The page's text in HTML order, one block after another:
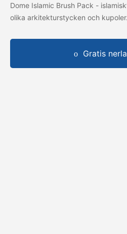
Dome Islamic Brush Pack -
olika arkitekturstycken och
Gratis